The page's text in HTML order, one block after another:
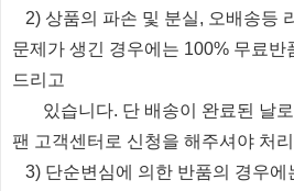
2) 상품의 파손 및 분실, 오배송등
문제가 생긴 경우에는 100% 무료반
드리고
있습니다. 단 배송이 완료된 날
팬 고객센터로 신청을 해주셔야 처
3) 단순변심에 의한 반품의 경우